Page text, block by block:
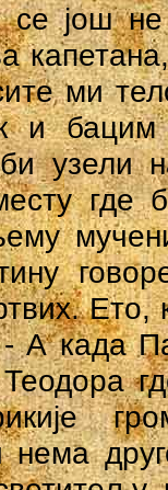
се још
ми
и
узели
где
Ето,
А када
Теодора
нема